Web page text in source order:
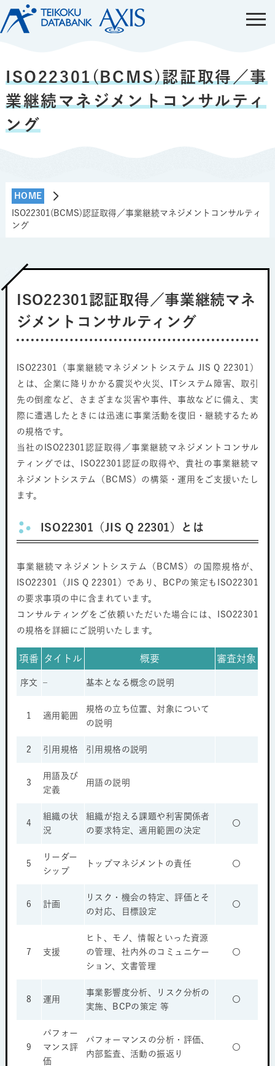
ISO22301(BCMS)認証取得／事
業継続マネジメントコンサルティ
ング
HOME
ISO22301(BCMS)認証取得／事業継続マネジメントコンサルティ
ング
ISO22301認証取得／事業継続マネ
ジメントコンサルティング
ISO22301（事業継続マネジメントシステム JIS Q 22301）
とは、企業に降りかかる震災や火災、ITシステム障害、取引
先の倒産など、さまざまな災害や事件、事故などに備え、実
際に遭遇したときには迅速に事業活動を復旧・継続するため
の規格です。
当社のISO22301認証取得／事業継続マネジメントコンサル
ティングでは、ISO22301認証の取得や、貴社の事業継続マ
ネジメントシステム（BCMS）の構築・運用をご支援いたし
ます。
ISO22301（JIS Q 22301）とは
事業継続マネジメントシステム（BCMS）の国際規格が、
ISO22301（JIS Q 22301）であり、BCPの策定もISO22301
の要求事項の中に含まれています。
コンサルティングをご依頼いただいた場合には、ISO22301
の規格を詳細にご説明いたします。
項番 タイトル 概要 審査対象
序文 – 基本となる概念の説明
1 適用範囲
規格の立ち位置、対象について
の説明
2 引用規格 引用規格の説明
3
用語及び
定義
用語の説明
4
組織の状
況
組織が抱える課題や利害関係者
の要求特定、適用範囲の決定
〇
5
リーダー
シップ
トップマネジメントの責任 〇
6 計画
リスク・機会の特定、評価とそ
の対応、目標設定
〇
7 支援
ヒト、モノ、情報といった資源
の管理、社内外のコミュニケー
ション、文書管理
〇
8 運用
事業影響度分析、リスク分析の
実施、BCPの策定 等
〇
9
パフォー
マンス評
価
パフォーマンスの分析・評価、
内部監査、活動の振返り
〇